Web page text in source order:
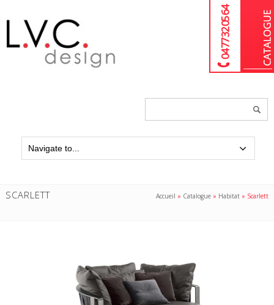
04 77 32 05 64
SCARLETT Accueil » Catalogue » Habitat » Scarlett